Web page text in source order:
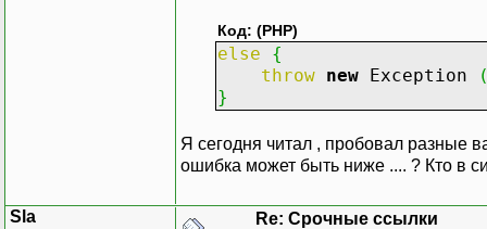
Код: (PHP)
else
{
throw new Exception
}
Я сегодня читал , пробовал разные
ошибка может быть ниже .... ? Кто в
Sla Re: Срочные ссылки